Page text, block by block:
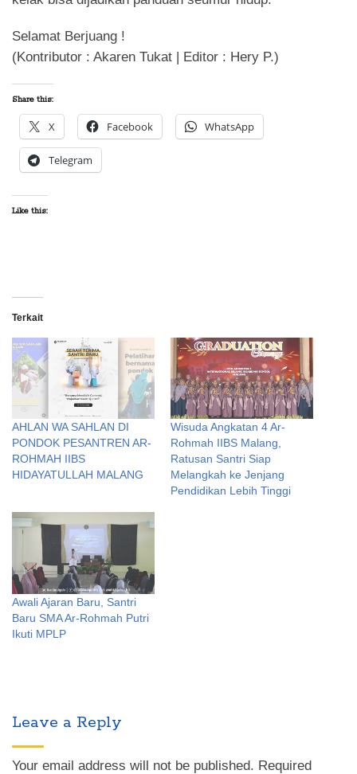
Selamat Berjuang !
(Kontributor : Akaren Tukat | Editor : Hery P.)
Share this:
X Facebook WhatsApp
Telegram
Like this:
Terkait
AHLAN WA SAHLAN DI
PONDOK PESANTREN AR-
ROHMAH IIBS
HIDAYATULLAH MALANG
Wisuda Angkatan 4 Ar-
Rohmah IIBS Malang,
Ratusan Santri Siap
Melangkah ke Jenjang
Pendidikan Lebih Tinggi
Awali Ajaran Baru, Santri
Baru SMA Ar-Rohmah Putri
Ikuti MPLP
Leave a Reply
Your email address will not be published. Required